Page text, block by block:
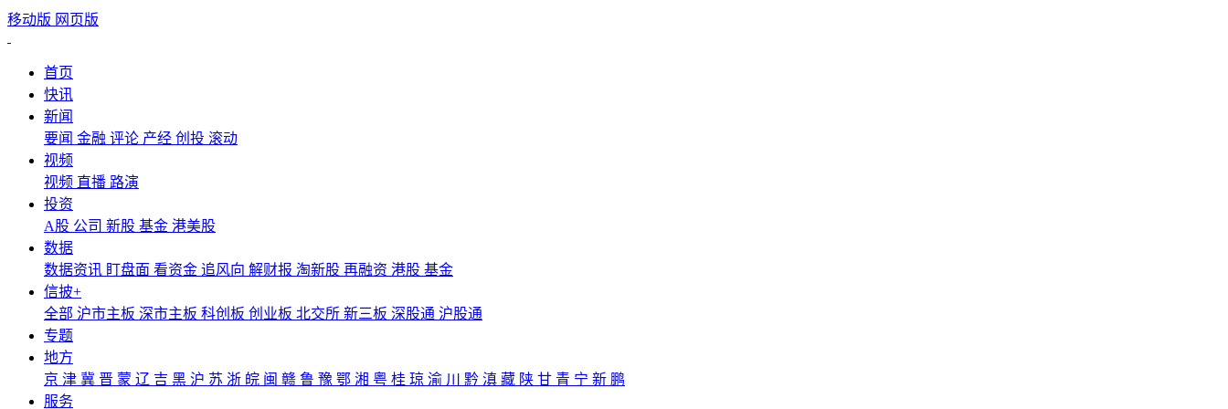
移动版 网页版
首页
快讯
新闻
要闻 金融 评论 产经 创投 滚动
视频
视频 直播 路演
投资
A股 公司 新股 基金 港美股
数据
数据资讯 盯盘面 看资金 追风向 解财报 淘新股 再融资 港股 基金
信披+
全部 沪市主板 深市主板 科创板 创业板 北交所 新三板 深股通 沪股通
专题
地方
京 津 冀 晋 蒙 辽 吉 黑 沪 苏 浙 皖 闽 赣 鲁 豫 鄂 湘 粤 桂 琼 渝 川 黔 滇 藏 陕 甘 青 宁 新 鹏
服务